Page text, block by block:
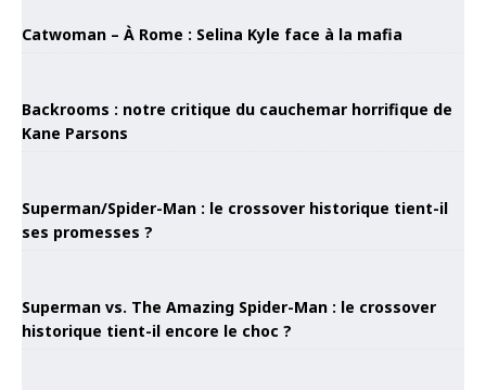
Catwoman – À Rome : Selina Kyle face à la mafia
Backrooms : notre critique du cauchemar horrifique de
Kane Parsons
Superman/Spider-Man : le crossover historique tient-il
ses promesses ?
Superman vs. The Amazing Spider-Man : le crossover
historique tient-il encore le choc ?